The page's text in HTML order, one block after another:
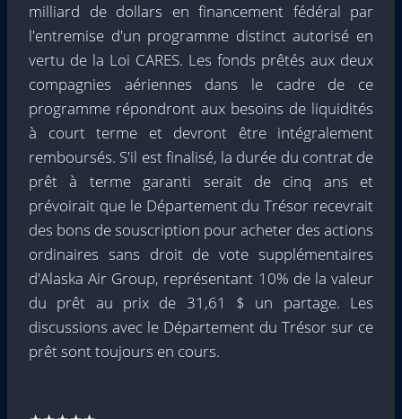
milliard de dollars en financement fédéral par
l'entremise d'un programme distinct autorisé en
vertu de la Loi CARES. Les fonds prêtés aux deux
compagnies aériennes dans le cadre de ce
programme répondront aux besoins de liquidités
à court terme et devront être intégralement
remboursés. S'il est finalisé, la durée du contrat de
prêt à terme garanti serait de cinq ans et
prévoirait que le Département du Trésor recevrait
des bons de souscription pour acheter des actions
ordinaires sans droit de vote supplémentaires
d'Alaska Air Group, représentant 10% de la valeur
du prêt au prix de 31,61 $ un partage. Les
discussions avec le Département du Trésor sur ce
prêt sont toujours en cours.